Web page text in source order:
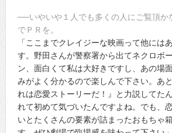
──いやいや１人でも多くの人にご覧頂か
でＰＲを。
「ここまでクレイジーな映画って他には
す。野田さんが警察署から出てネクロボ
ン、面白くて私は大好きですし、あの場
みがよく分かるので楽しんで下さい。あ
れは恋愛ストーリーだ！』と力説してた
れて初めて気づいたんですよね。でも、
いとたくさんの要素が詰まったおもちゃ